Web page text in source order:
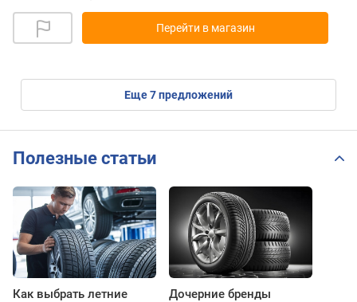
Перейти в магазин
eще7предложений
Полезные статьи
Как выбрать летние
Дочерние бренды